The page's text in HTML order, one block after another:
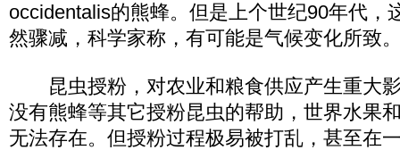
occidentalis的熊蜂。但是上个世纪90年代，
然骤减，科学家称，有可能是气候变化所致
昆虫授粉，对农业和粮食供应产生重大
没有熊蜂等其它授粉昆虫的帮助，世界水果
无法存在。但授粉过程极易被打乱，甚至在